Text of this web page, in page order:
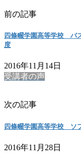
前の記事
四條畷学園高等学校 バ
度
2016年11月14日
受講者の声
次の記事
四條畷学園高等学校 ソ
2016年11月28日